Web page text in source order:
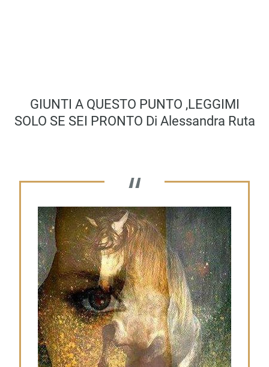
GIUNTI A QUESTO PUNTO ,LEGGIMI
SOLO SE SEI PRONTO Di Alessandra Ruta